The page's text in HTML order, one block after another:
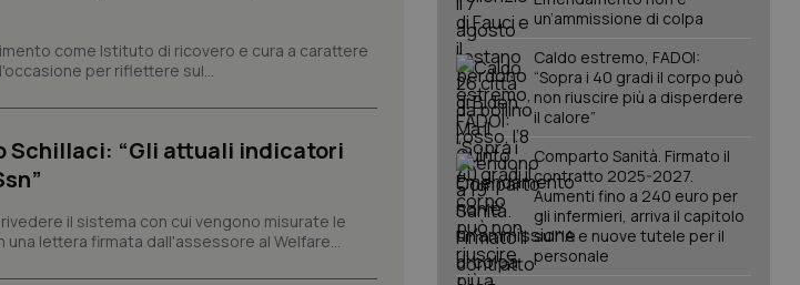
come Istituto di ricovero e cura a carattere
per riflettere sul...
Schillaci: “Gli attuali indicatori
il sistema con cui vengono misurate le
lettera firmata dall'assessore al Welfare...
un’ammissione di colpa
Caldo estremo, FADOI:
“Sopra i 40 gradi il corpo può
non riuscire più a disperdere
il calore”
Comparto Sanità. Firmato il
contratto 2025-2027.
Aumenti fino a 240 euro per
gli infermieri, arriva il capitolo
sull'IA e nuove tutele per il
personale
abilitandone funzionalità di base quali la navigazione sulle pagine
di funzionare correttamente senza questi cookie.
Scadenza
Descrizione
settimane
scelte di consenso e privacy dell'utente per la loro